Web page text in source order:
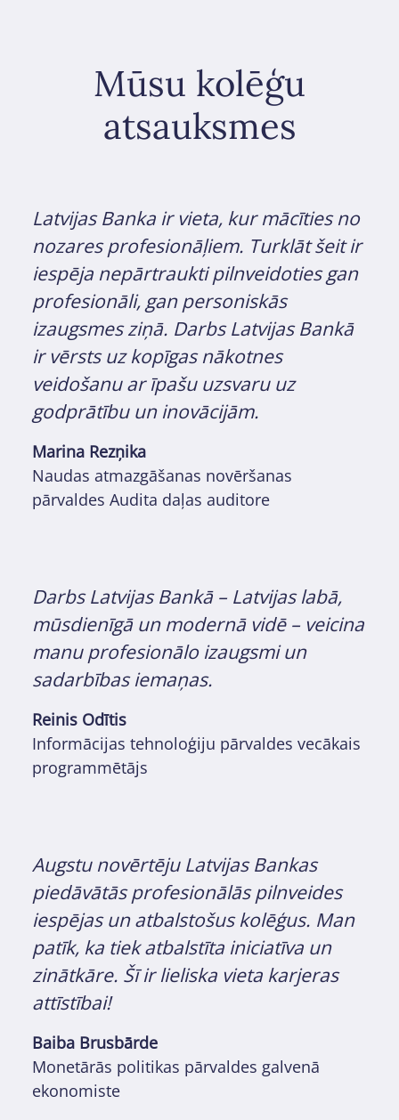
Mūsu kolēģu
atsauksmes
Latvijas Banka ir vieta, kur mācīties no
nozares profesionāļiem. Turklāt šeit ir
iespēja nepārtraukti pilnveidoties gan
profesionāli, gan personiskās
izaugsmes ziņā. Darbs Latvijas Bankā
ir vērsts uz kopīgas nākotnes
veidošanu ar īpašu uzsvaru uz
godprātību un inovācijām.
Marina Rezņika
Naudas atmazgāšanas novēršanas
pārvaldes Audita daļas auditore
Darbs Latvijas Bankā – Latvijas labā,
mūsdienīgā un modernā vidē – veicina
manu profesionālo izaugsmi un
sadarbības iemaņas.
Reinis Odītis
Informācijas tehnoloģiju pārvaldes vecākais
programmētājs
Augstu novērtēju Latvijas Bankas
piedāvātās profesionālās pilnveides
iespējas un atbalstošus kolēģus. Man
patīk, ka tiek atbalstīta iniciatīva un
zinātkāre. Šī ir lieliska vieta karjeras
attīstībai!
Baiba Brusbārde
Monetārās politikas pārvaldes galvenā
ekonomiste